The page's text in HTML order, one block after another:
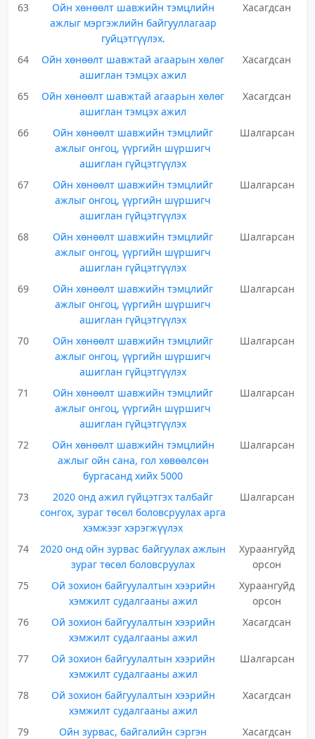
63
Ойн хөнөөлт шавжийн тэмцлийн
ажлыг мэргэжлийн байгууллагаар
гуйцэтгүүлэх.
Хасагдсан
64
Ойн хөнөөлт шавжтай агаарын хөлөг
ашиглан тэмцэх ажил
Хасагдсан
65
Ойн хөнөөлт шавжтай агаарын хөлөг
ашиглан тэмцэх ажил
Хасагдсан
66
Ойн хөнөөлт шавжийн тэмцлийг
ажлыг онгоц, үүргийн шүршигч
ашиглан гүйцэтгүүлэх
Шалгарсан
67
Ойн хөнөөлт шавжийн тэмцлийг
ажлыг онгоц, үүргийн шүршигч
ашиглан гүйцэтгүүлэх
Шалгарсан
68
Ойн хөнөөлт шавжийн тэмцлийг
ажлыг онгоц, үүргийн шүршигч
ашиглан гүйцэтгүүлэх
Шалгарсан
69
Ойн хөнөөлт шавжийн тэмцлийг
ажлыг онгоц, үүргийн шүршигч
ашиглан гүйцэтгүүлэх
Шалгарсан
70
Ойн хөнөөлт шавжийн тэмцлийг
ажлыг онгоц, үүргийн шүршигч
ашиглан гүйцэтгүүлэх
Шалгарсан
71
Ойн хөнөөлт шавжийн тэмцлийг
ажлыг онгоц, үүргийн шүршигч
ашиглан гүйцэтгүүлэх
Шалгарсан
72
Ойн хөнөөлт шавжийн тэмцлийн
ажлыг ойн сана, гол хөвөөлсөн
бургасанд хийх 5000
Шалгарсан
73
2020 онд ажил гүйцэтгэх талбайг
сонгох, зураг төсөл боловсруулах арга
хэмжээг хэрэгжүүлэх
Шалгарсан
74
2020 онд ойн зурвас байгуулах ажлын
зураг төсөл боловсруулах
Хураангуйд
орсон
75
Ой зохион байгуулалтын хээрийн
хэмжилт судалгааны ажил
Хураангуйд
орсон
76
Ой зохион байгуулалтын хээрийн
хэмжилт судалгааны ажил
Хасагдсан
77
Ой зохион байгуулалтын хээрийн
хэмжилт судалгааны ажил
Шалгарсан
78
Ой зохион байгуулалтын хээрийн
хэмжилт судалгааны ажил
Хасагдсан
79
Ойн зурвас, байгалийн сэргэн
Хасагдсан